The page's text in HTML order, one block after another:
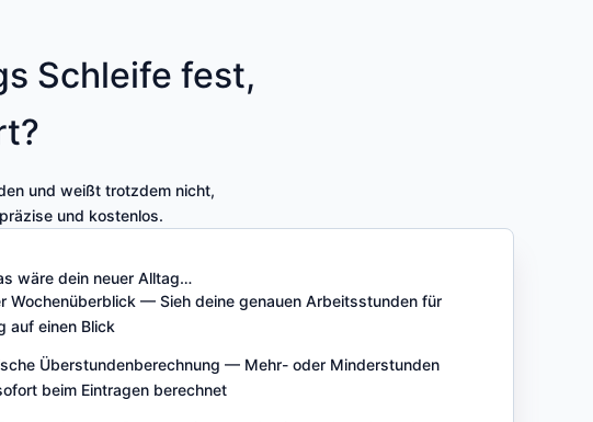
Schleife fest,
und weißt trotzdem nicht,
und kostenlos.
wäre dein neuer Alltag…
Wochenüberblick — Sieh deine genauen Arbeitsstunden für
auf einen Blick
Überstundenberechnung — Mehr- oder Minderstunden
beim Eintragen berechnet